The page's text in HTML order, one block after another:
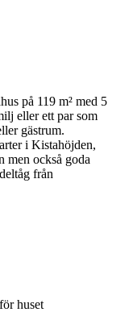
på 119 m² med 5
eller ett par som
gästrum.
i Kistahöjden,
men också goda
från
huset